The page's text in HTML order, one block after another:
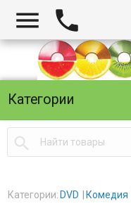
 
Категории

Категории: DVD Комедия